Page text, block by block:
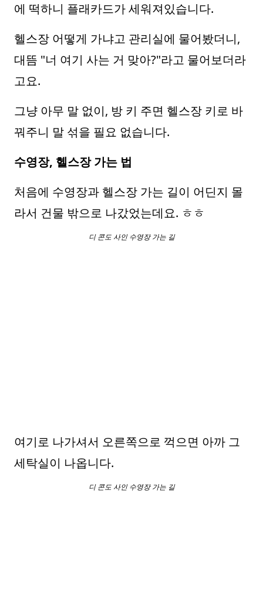
에 떡하니 플래카드가 세워져있습니다.
헬스장 어떻게 가냐고 관리실에 물어봤더니,
대뜸 "너 여기 사는 거 맞아?"라고 물어보더라
고요.
그냥 아무 말 없이, 방 키 주면 헬스장 키로 바
꿔주니 말 섞을 필요 없습니다.
수영장, 헬스장 가는 법
처음에 수영장과 헬스장 가는 길이 어딘지 몰
라서 건물 밖으로 나갔었는데요. ㅎㅎ
디 콘도 사인 수영장 가는 길
여기로 나가셔서 오른쪽으로 꺽으면 아까 그
세탁실이 나옵니다.
디 콘도 사인 수영장 가는 길